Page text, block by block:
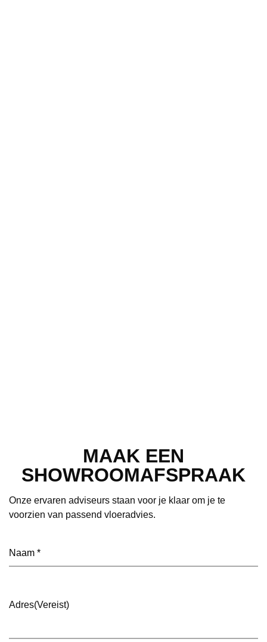
MAAK EEN
SHOWROOMAFSPRAAK
Onze ervaren adviseurs staan voor je klaar om je te
voorzien van passend vloeradvies.
Adres(Vereist)